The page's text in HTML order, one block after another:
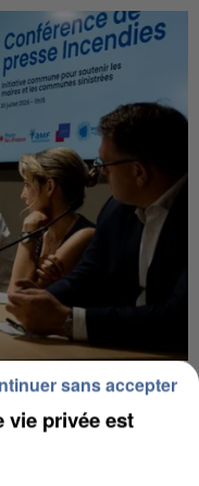
LANCE UN ÉLAN
vie privée est
sans accepter